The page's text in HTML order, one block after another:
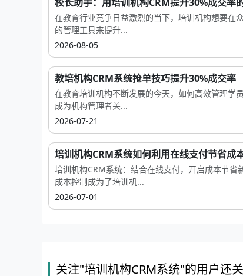
在教育行业竞争日益激烈的当下，培训机构想要在
的管理工具来提升...
2026-08-05
教培机构CRM系统抢单技巧提升30%成交率
在教育培训机构不断发展的今天，如何高效管理学
成为机构管理者关...
2026-07-21
培训机构CRM系统如何利用在线支付节省成
培训机构CRM系统：结合在线支付，开启成本节省
成本控制成为了培训机...
2026-07-01
关注"培训机构CRM系统"的用户还